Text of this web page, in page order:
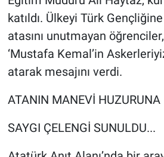
katıldı. Ülkeyi Türk
atasını unutmayan
‘Mustafa Kemal’in
atarak mesajını verdi.
ATANIN MANEVİ HUZURUNA
SAYGI ÇELENGİ SUNULDU...